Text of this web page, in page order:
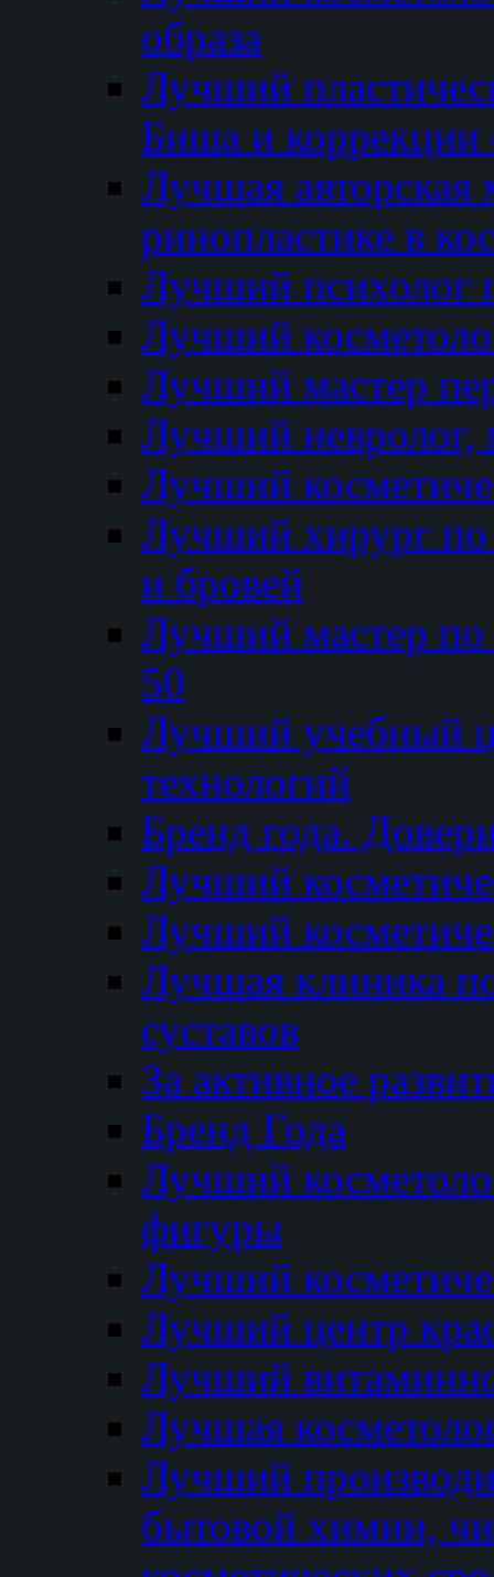
образа
Лучший
Биша и коррекции
Лучшая авторская
ринопластике в
Лучший психолог
Лучший
Лучший мастер
Лучший невролог,
Лучший
Лучший хирург по
и бровей
Лучший мастер
50
Лучший
технологий
Бренд года.
Лучший
Лучший
Лучшая клиника
суставов
За активное
Бренд Года
Лучший
фигуры
Лучший
Лучший центр
Лучший
Лучшая
Лучший
бытовой химии,